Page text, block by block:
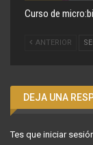
Curso de
ANTERIOR
DEJA UNA
Tes que iniciar